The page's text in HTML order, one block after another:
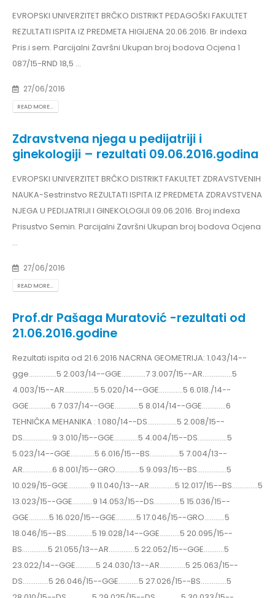
EVROPSKI UNIVERZITET BRČKO DISTRIKT PEDAGOŠKI FAKULTET
REZULTATI ISPITA IZ PREDMETA HIGIJENA 20.06.2016. Br indexa
Pris.i sem. Parcijalni Završni Ukupan broj bodova Ocjena 1
087/15-RND 18,5 ...
27/06/2016
READ MORE...
Zdravstvena njega u pedijatriji i
ginekologiji – rezultati 09.06.2016.godina
EVROPSKI UNIVERZITET BRČKO DISTRIKT FAKULTET ZDRAVSTVENIH
NAUKA-Sestrinstvo REZULTATI ISPITA IZ PREDMETA ZDRAVSTVENA
NJEGA U PEDIJATRIJI I GINEKOLOGIJI 09.06.2016. Broj indexa
Prisustvo Semin. Parcijalni Završni Ukupan broj bodova Ocjena
...
27/06/2016
READ MORE...
Prof.dr Pašaga Muratović -rezultati od
21.06.2016.godine
Rezultati ispita od 21.6.2016 NACRNA GEOMETRIJA: 1.043/14--
gge...............5 2.003/14--GGE.............7 3.007/15--AR................5
4.003/15--AR................5 5.020/14--GGE.............5 6.018./14--
GGE............6 7.037/14--GGE.............5 8.014/14--GGE.............6
TEHNIČKA MEHANIKA : 1.080/14--DS................5 2.008/15--
DS................9 3.010/15--GGE.............5 4.004/15--DS................5
5.023/14--GGE.............5 6.016/15--BS................5 7.004/13--
AR................6 8.001/15--GRO.............5 9.093/15--BS................5
10.029/15-GGE............9 11.040/13--AR..............5 12.017/15--BS..............5
13.023/15--GGE...........9 14.053/15--DS..............5 15.036/15--
GGE...........5 16.020/15--GGE...........5 17.046/15--GRO...........5
18.046/15--BS..............5 19.028/14--GGE...........5 20.095/15--
BS..............5 21.055/13--AR..............5 22.052/15--GGE...........5
23.022/14--GGE...........5 24.030/13--AR..............5 25.063/15--
DS..............5 26.046/15--GGE...........5 27.026/15--BS..............5